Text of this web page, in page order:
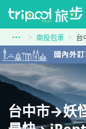
南投包車 台
台中市→妖